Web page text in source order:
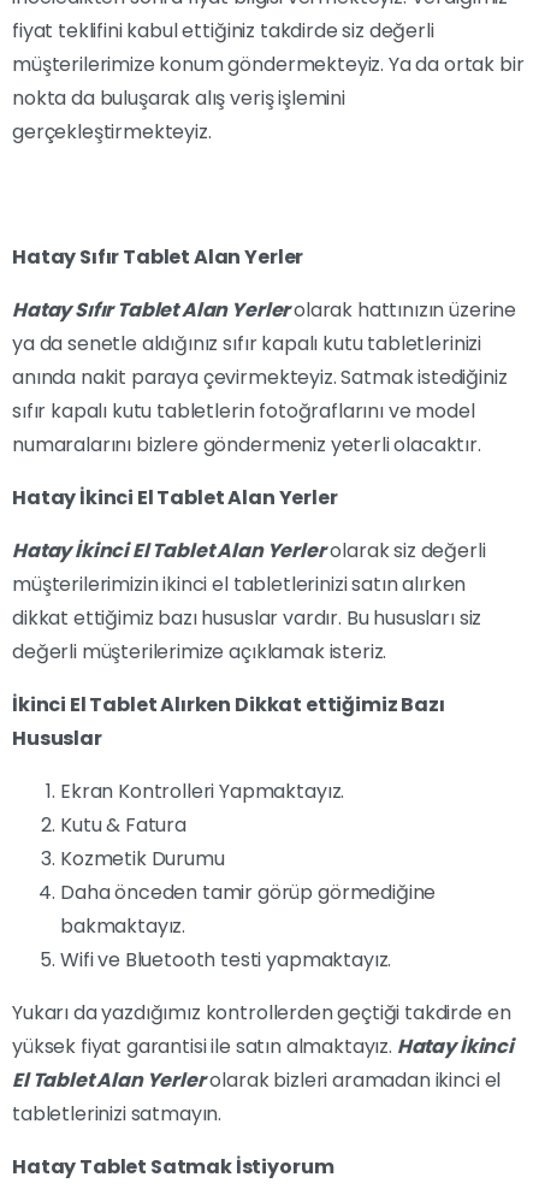
fiyat teklifini kabul ettiğiniz takdirde siz değerli
müşterilerimize konum göndermekteyiz. Ya da ortak bir
nokta da buluşarak alış veriş işlemini
gerçekleştirmekteyiz.
Hatay Sıfır Tablet Alan Yerler
Hatay Sıfır Tablet Alan Yerlerolarak hattınızın üzerine
ya da senetle aldığınız sıfır kapalı kutu tabletlerinizi
anında nakit paraya çevirmekteyiz. Satmak istediğiniz
sıfır kapalı kutu tabletlerin fotoğraflarını ve model
numaralarını bizlere göndermeniz yeterli olacaktır.
Hatay İkinci El Tablet Alan Yerler
Hatay İkinci El Tablet Alan Yerlerolarak siz değerli
müşterilerimizin ikinci el tabletlerinizi satın alırken
dikkat ettiğimiz bazı hususlar vardır. Bu hususları siz
değerli müşterilerimize açıklamak isteriz.
İkinci El Tablet Alırken Dikkat ettiğimiz Bazı
Hususlar
Ekran Kontrolleri Yapmaktayız.
Kutu & Fatura
Kozmetik Durumu
Daha önceden tamir görüp görmediğine
bakmaktayız.
Wifi ve Bluetooth testi yapmaktayız.
Yukarı da yazdığımız kontrollerden geçtiği takdirde en
yüksek fiyat garantisi ile satın almaktayız. Hatay İkinci
El Tablet Alan Yerlerolarak bizleri aramadan ikinci el
tabletlerinizi satmayın.
Hatay Tablet Satmak İstiyorum